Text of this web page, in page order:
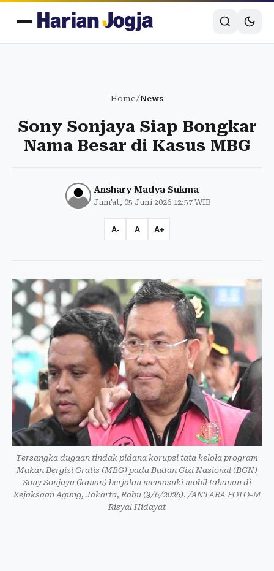
Home/News
Sony Sonjaya Siap Bongkar
Nama Besar di Kasus MBG
Anshary Madya Sukma
Jum'at, 05 Juni 2026 12:57 WIB
A- A A+
Tersangka dugaan tindak pidana korupsi tata kelola program
Makan Bergizi Gratis (MBG) pada Badan Gizi Nasional (BGN)
Sony Sonjaya (kanan) berjalan memasuki mobil tahanan di
Kejaksaan Agung, Jakarta, Rabu (3/6/2026). /ANTARA FOTO-M
Risyal Hidayat